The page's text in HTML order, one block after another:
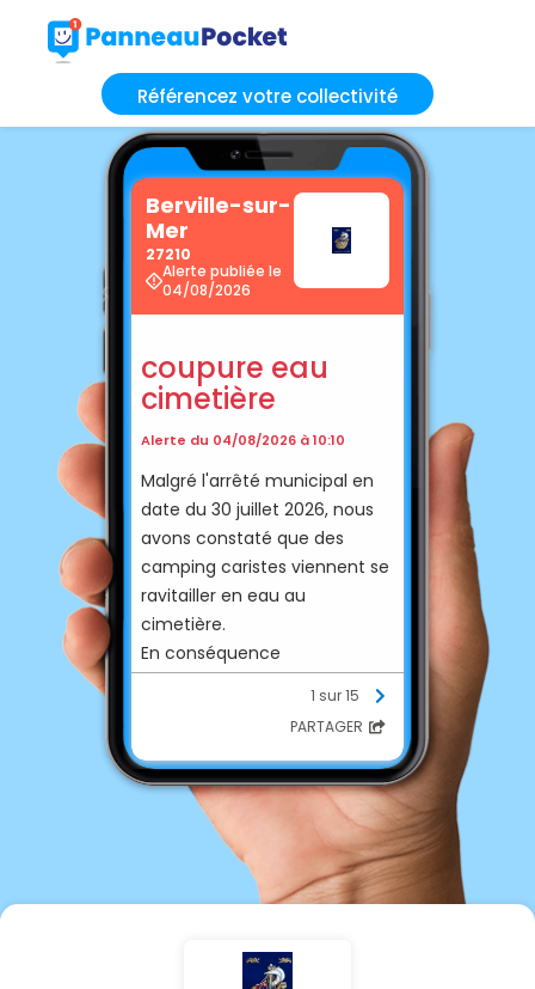
Référencez votre collectivité
Berville-sur-
Mer
27210
Alerte publiée le
04/08/2026
coupure eau
cimetière
Alerte du 04/08/2026 à 10:10
Malgré l'arrêté municipal en
date du 30 juillet 2026, nous
avons constaté que des
camping caristes viennent se
ravitailler en eau au
cimetière.
En conséquence
l'alimentation en eau du
jusqu'à nouvel ordre.
Cette mesure vise à
préserver le respect du lieu, la
ressource en eau dans le
contexte actuel ainsi que le
budget de la commune.
Nous remercions les usagers
1 sur 15
PARTAGER